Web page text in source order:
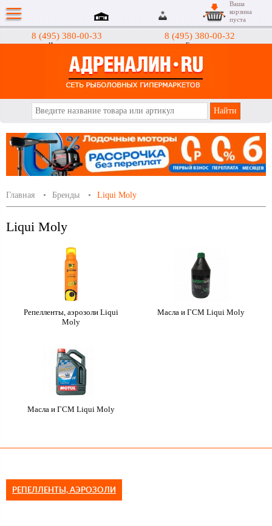
8 (495) 380-00-33
Интернет-магазин
8 (495) 380-00-32
Гипермаркеты
Ваша
корзина
пуста
Главная Бренды Liqui Moly
Liqui Moly
Репелленты, аэрозоли Liqui
Moly
Масла и ГСМ Liqui Moly
Масла и ГСМ Liqui Moly
РЕПЕЛЛЕНТЫ, АЭРОЗОЛИ